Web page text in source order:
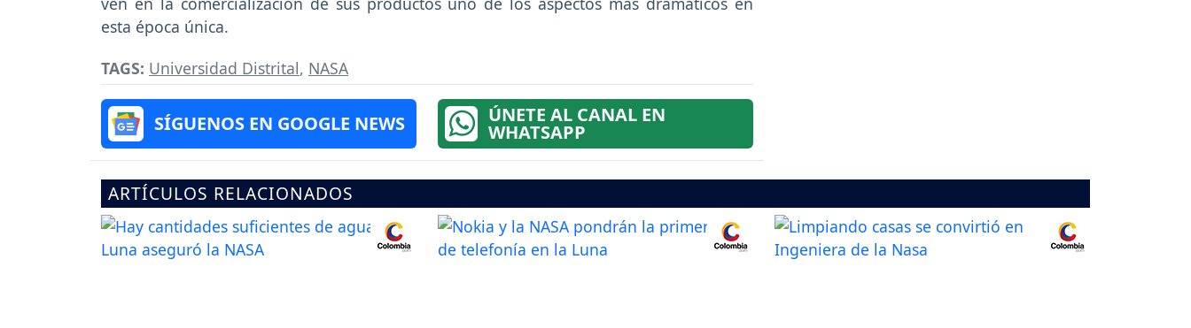
esta época única.
TAGS: Universidad Distrital, NASA
SÍGUENOS EN GOOGLE NEWS ÚNETE AL CANAL EN
WHATSAPP
ARTÍCULOS RELACIONADOS